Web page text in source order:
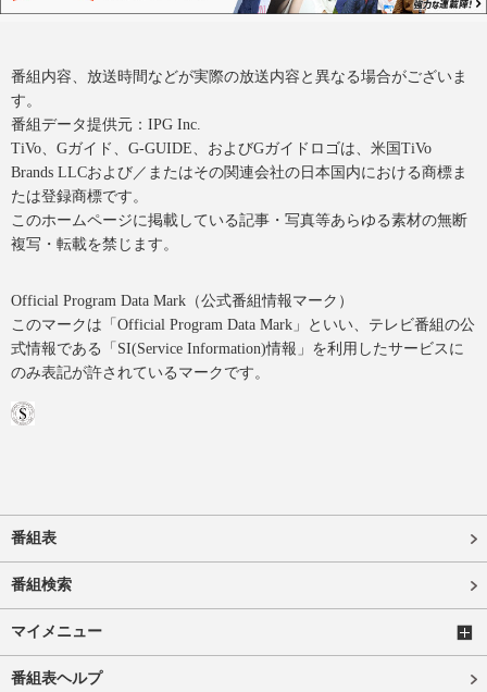
番組内容、放送時間などが実際の放送内容と異なる場合がございま
す。
番組データ提供元：IPG Inc.
TiVo、Gガイド、G-GUIDE、およびGガイドロゴは、米国TiVo
Brands LLCおよび／またはその関連会社の日本国内における商標ま
たは登録商標です。
このホームページに掲載している記事・写真等あらゆる素材の無断
複写・転載を禁じます。
Official Program Data Mark（公式番組情報マーク）
このマークは「Official Program Data Mark」といい、テレビ番組の公
式情報である「SI(Service Information)情報」を利用したサービスに
のみ表記が許されているマークです。
番組表
番組検索
マイメニュー
番組表ヘルプ